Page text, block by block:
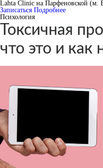
Lahta Clinic на Парфеновской (м.
Записаться Подробнее
Психология
Токсичная
что это и как